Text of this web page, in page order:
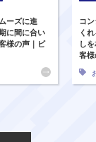
ーズに進
に間に合い
様の声｜ビ
コ
く
し
客